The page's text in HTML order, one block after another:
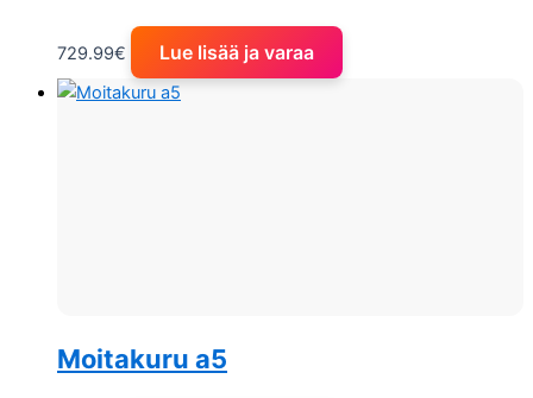
729.99€ Lue lisää ja varaa
Moitakuru a5